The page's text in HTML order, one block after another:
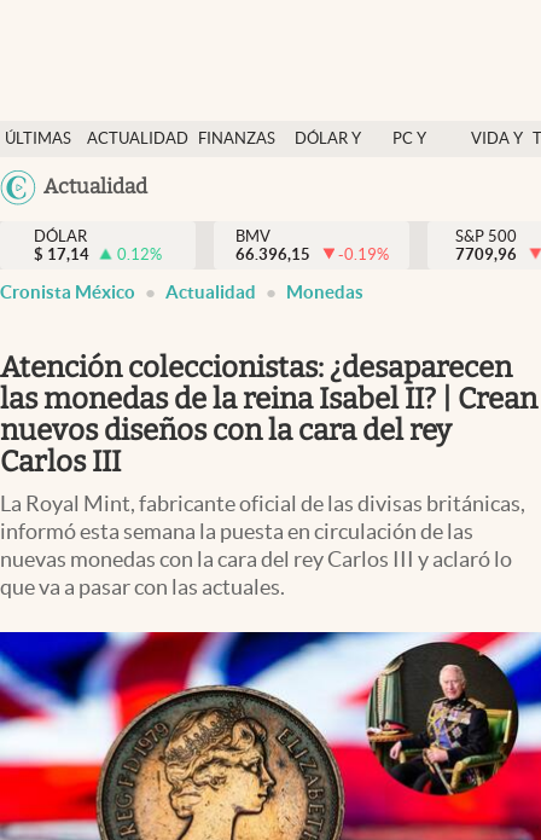
ÚLTIMAS
NOTICIAS
ACTUALIDAD
FINANZAS
DÓLAR Y
PC Y
VIDA Y
México
Uruguay
Actualidad
Actualidad
Finanzas y economía
Dólar y mercados
Brand Strategy
Vida y estilo
Tv
Clima
Espiritualidad
Mediakit
abre en nueva pestaña
México
DÓLAR
$ 17,14 0.12%
BMV
66.396,15
-0.19%
S&P 500
7709,96
Cronista México Actualidad Monedas
Atención coleccionistas: ¿desaparecen
las monedas de la reina Isabel II? | Crean
nuevos diseños con la cara del rey
Carlos III
La Royal Mint, fabricante oficial de las divisas británicas,
informó esta semana la puesta en circulación de las
nuevas monedas con la cara del rey Carlos III y aclaró lo
que va a pasar con las actuales.